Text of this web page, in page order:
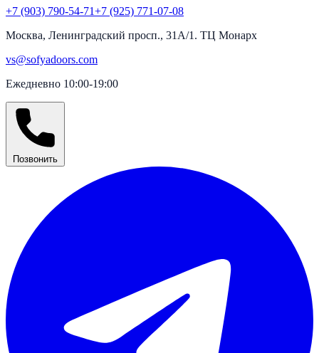
+7 (903) 790-54-71+7 (925) 771-07-08
Москва, Ленинградский просп., 31А/1. ТЦ Монарх
vs@sofyadoors.com
Ежедневно 10:00-19:00
Позвонить